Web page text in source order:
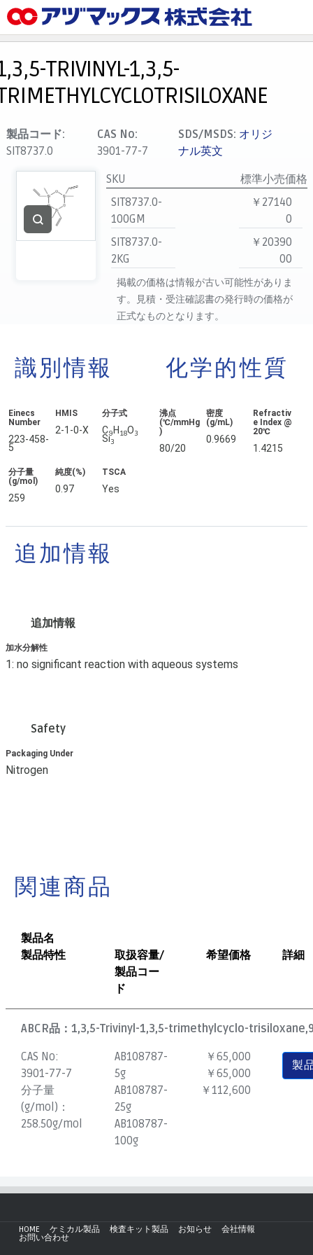
メニュー
お気に入り
カート
マイアカウント
主要取扱ブランド
支払い
製品検索
TRIVINYL-1,3,5-
製品コード:
SIT8737.0
CAS No:
3901-77-7
SDS/MSDS: オリジ
ナル英文
SKU
標準小売価格
SIT8737.0-
100GM
￥27140
0
SIT8737.0-
2KG
￥20390
00
掲載の価格は情報が古い可能性がありま
す。見積・受注確認書の発行時の価格が
正式なものとなります。
識別情報
Einecs
Number
223-458-
5
HMIS
2-1-0-X
分子式
C9 H 18O3
Si3
分子量
(g/mol)
259
純度(%)
0.97
TSCA
Yes
化学的性質
沸点
(℃/mmHg
)
80/20
密度
(g/mL)
0.9669
Refractiv
e Index @
20℃
1.4215
追加情報
追加情報
加水分解性
1: no significant reaction with aqueous systems
Safety
Packaging Under
Nitrogen
関連商品
製品名
製品特性
取扱容量/
製品コー
ド
希望価格 詳細
ABCR品：1,3,5-Trivinyl-1,3,5-trimethylcyclo-
CAS No:
3901-77-7
分子量
(g/mol)：
258.50g/mol
AB108787-
5g
AB108787-
25g
AB108787-
100g
￥65,000
￥65,000
￥112,600
製
HOME ケミカル製品 検査キット製品 お知らせ
会社情報
お問い合わせ